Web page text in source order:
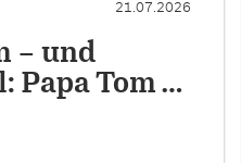
21.07.2026
– und
Papa Tom …